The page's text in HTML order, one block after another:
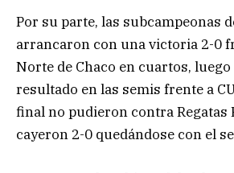
Por su parte, las subcampeonas
arrancaron con una victoria 2-0
Norte de Chaco en cuartos,
resultado en las semis frente a
final no pudieron contra Regatas
cayeron 2-0 quedándose con el